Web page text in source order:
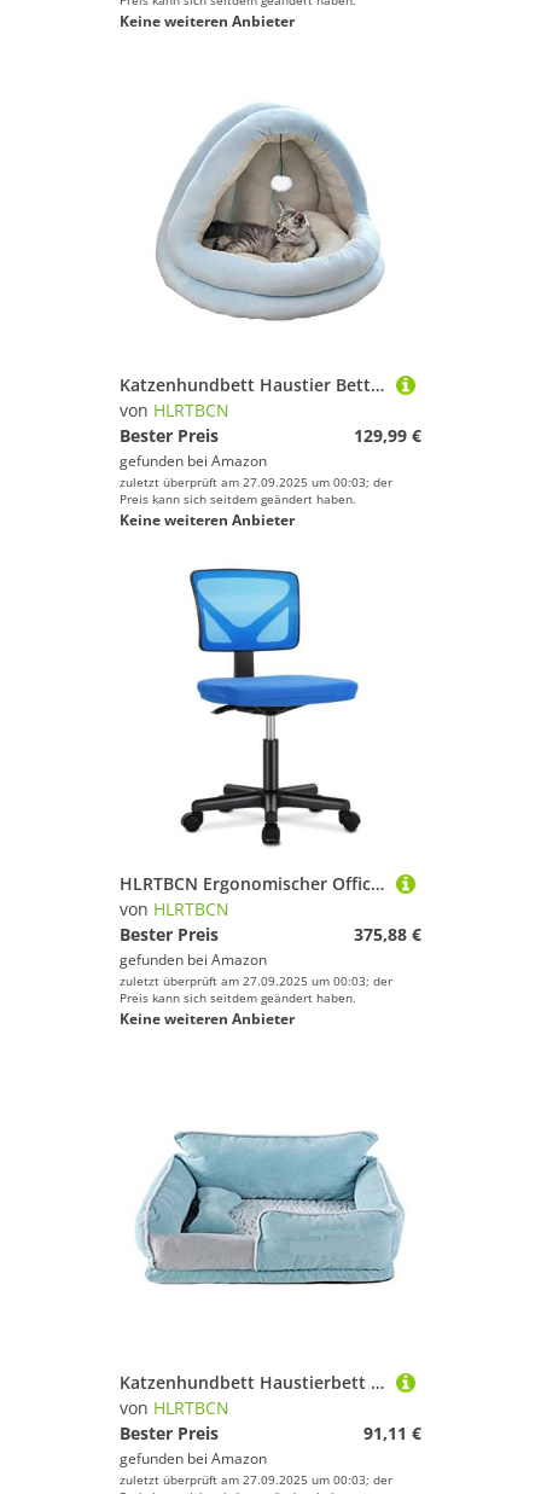
Keine weiteren Anbieter
Katzenhundbett Haustier Bett Zwinger weicher Samt Katze Iglu -Bett, Katzenbett Katzenhöhle Haustierbett für Katzen/Kätzchen/kleine Hunde, bequemes Katzensofa mit abnehmbarem Hundebett Welpe Sofa
von HLRTBCN
Bester Preis
129,99 €
gefunden bei Amazon
zuletzt überprüft am 27.09.2025 um 00:03; der
Preis kann sich seitdem geändert haben.
Keine weiteren Anbieter
HLRTBCN Ergonomischer Office -Stuhl Nylon Meshs atmungsaktives armloser klein mit lumbalhaltiger Computer komfortabel (blau) Aqiong
von HLRTBCN
Bester Preis
375,88 €
gefunden bei Amazon
zuletzt überprüft am 27.09.2025 um 00:03; der
Preis kann sich seitdem geändert haben.
Keine weiteren Anbieter
Katzenhundbett Haustierbett Zwinger Haustierbett Hundebetten warm warm schlafende Baumwolle Welpenbett waschbare abnehmbare Oxford -Stoff Zwinger Katze Nest Boden wasserdichtes Hundebett Welpe Sofa
von HLRTBCN
Bester Preis
91,11 €
gefunden bei Amazon
zuletzt überprüft am 27.09.2025 um 00:03; der